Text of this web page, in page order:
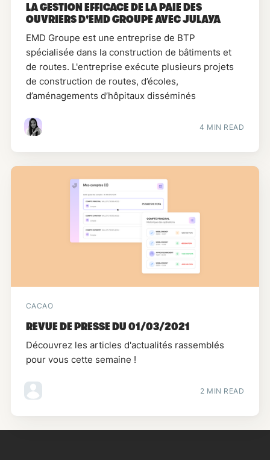
LA GESTION EFFICACE DE LA PAIE DES
OUVRIERS D'EMD GROUPE AVEC JULAYA
EMD Groupe est une entreprise de BTP
spécialisée dans la construction de bâtiments et
de routes. L'entreprise exécute plusieurs projets
de construction de routes, d’écoles,
d’aménagements d’hôpitaux disséminés
4 MIN READ
CACAO
REVUE DE PRESSE DU 01/03/2021
Découvrez les articles d'actualités rassemblés
pour vous cette semaine !
2 MIN READ